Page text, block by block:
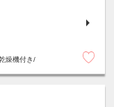
燥機付き/